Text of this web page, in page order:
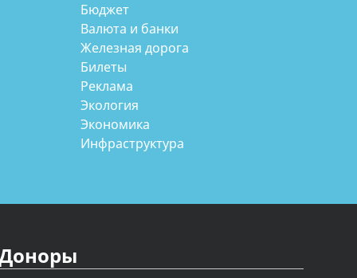
Бюджет
Валюта и банки
Железная дорога
Билеты
Реклама
Экология
Экономика
Инфраструктура